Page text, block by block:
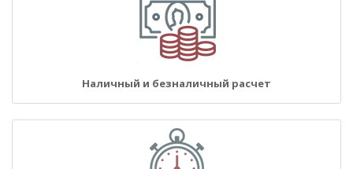
Наличный и безналичный расчет